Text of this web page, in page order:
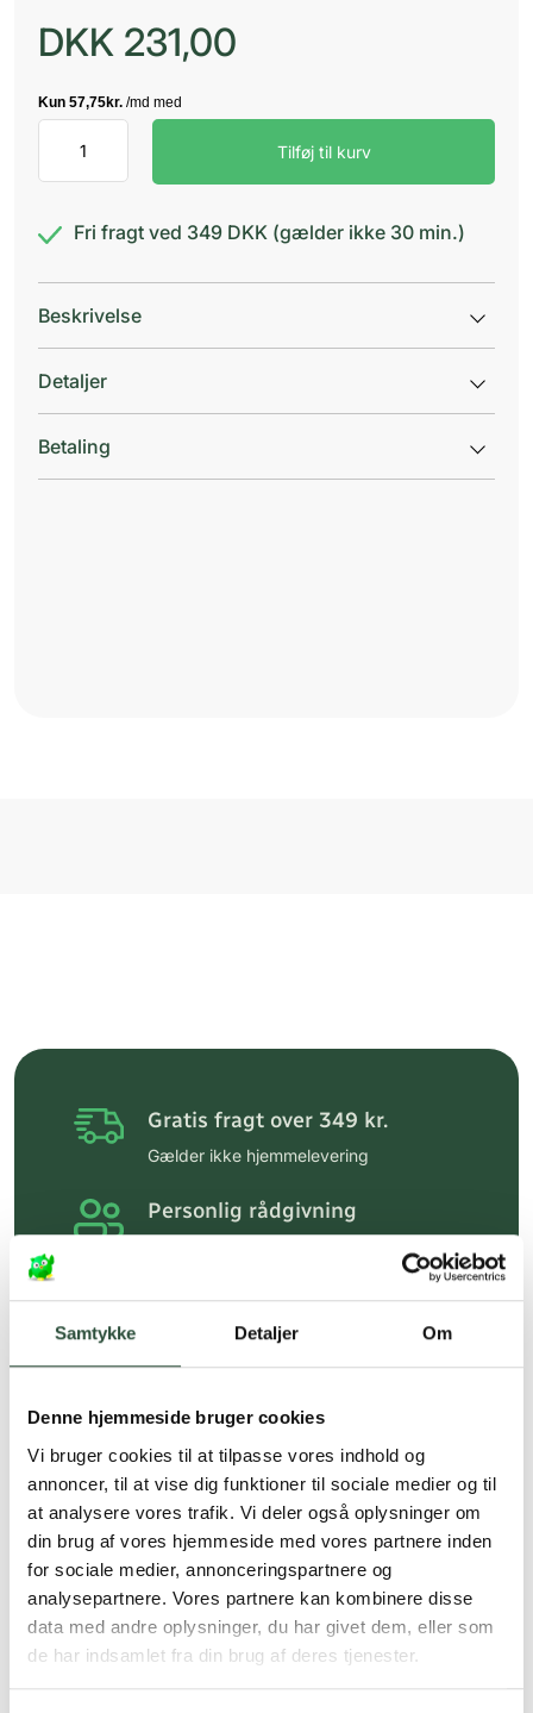
Samtykke Detaljer Om
Denne hjemmeside bruger cookies
Vi bruger cookies til at tilpasse vores indhold og
annoncer, til at vise dig funktioner til sociale medier og til
at analysere vores trafik. Vi deler også oplysninger om
din brug af vores hjemmeside med vores partnere inden
for sociale medier, annonceringspartnere og
analysepartnere. Vores partnere kan kombinere disse
data med andre oplysninger, du har givet dem, eller som
de har indsamlet fra din brug af deres tjenester.
DKK 231,00
Tilføj til kurv
Fri fragt ved 349 DKK (gælder ikke 30 min.)
Beskrivelse
Detaljer
Betaling
Gratis fragt over 349 kr.
Gælder ikke hjemmelevering
Personlig rådgivning
Hurtig levering (30 min. i Kbh)
Hurtigt leveringen via GLS, og DAO
Faste lave priser*
*Gælder ikke ernæringsprodukter.
Stort udvalg af kendte
produkter
Vi tilbyder et stort udvalg af kendte
cremer, vitaminer og andre spændende
produkter – altid til fast lav pris.
Læs mere om Uglecare.dk her